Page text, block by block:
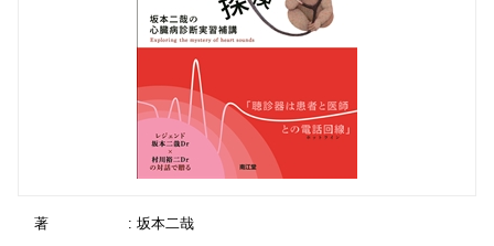
著
: 坂本二哉